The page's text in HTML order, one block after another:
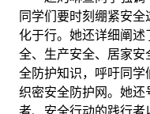
同学们要时刻绷紧安
化于行。她还详细阐述
全、生产安全、居家安
全防护知识，呼吁同学
织密安全防护网。她